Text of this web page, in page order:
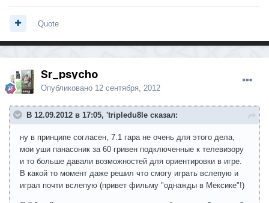
Quote
Sr_psycho
Опубликовано 12 сентября, 2012
В 12.09.2012 в 17:05, 'tripledu8le сказал:
ну в принципе согласен, 7.1 гара не очень для этого дела,
мои уши панасоник за 60 гривен подключенные к телевизору
и то больше давали возможностей для ориентировки в игре.
В какой то момент даже решил что смогу играть вслепую и
играл почти вслепую (привет фильму "однажды в Мексике"!)